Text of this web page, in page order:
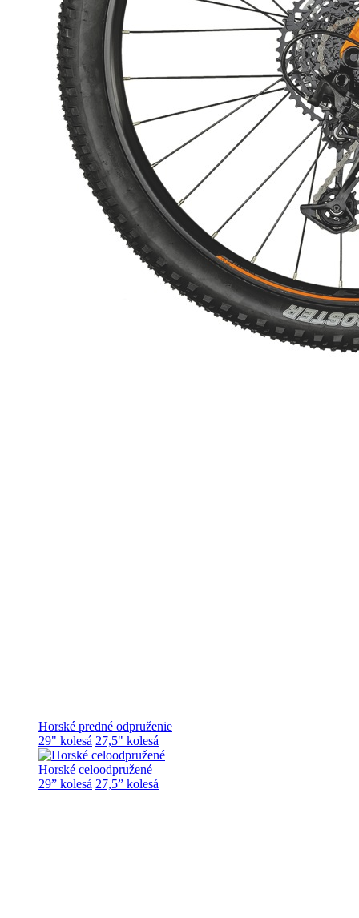
Horské predné odpruženie
29" kolesá 27,5" kolesá
Horské celoodpružené
29” kolesá 27,5” kolesá